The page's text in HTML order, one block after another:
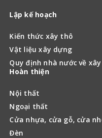
Lập kế hoạch
Kiến thức xây thô
Vật liệu xây dựng
Quy định nhà nước về
Hoàn thiện
Nội thất
Ngoại thất
Cửa nhựa, cửa gỗ, cửa
Đèn